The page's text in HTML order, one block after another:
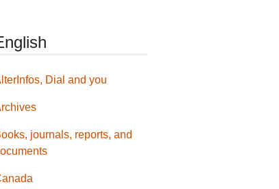
Dial and you
journals, reports, and